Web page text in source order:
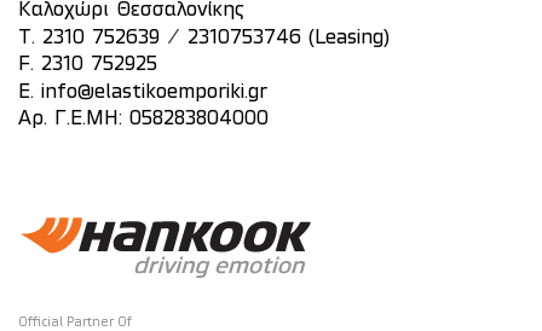
Καλοχώρι Θεσσαλονίκης
T. 2310 752639 / 2310753746 (Leasing)
F. 2310 752925
E. info@elastikoemporiki.gr
Αρ. Γ.Ε.ΜΗ: 058283804000
Official Partner Of